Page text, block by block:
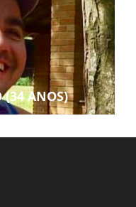
(34 ANOS)